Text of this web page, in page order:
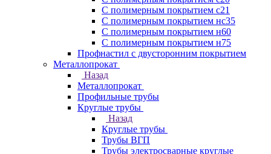
С полимерным покрытием с21
С полимерным покрытием нс35
С полимерным покрытием н60
С полимерным покрытием н75
Профнастил с двусторонним покрытием
Металлопрокат
Назад
Металлопрокат
Профильные трубы
Круглые трубы
Назад
Круглые трубы
Трубы ВГП
Трубы электросварные круглые